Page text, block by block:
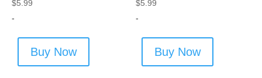
$5.99
-
Buy Now
$5.99
-
Buy Now